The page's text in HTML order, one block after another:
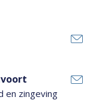
en zingeving